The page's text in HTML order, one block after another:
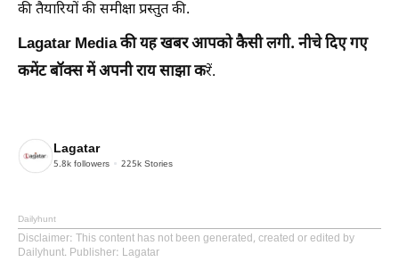
की तैयारियों की समीक्षा प्रस्तुत की.
Lagatar Media की यह खबर आपको कैसी लगी. नीचे दिए गए
कमेंट बॉक्स में अपनी राय साझा करें.
Lagatar
5.8k followers 225k Stories
Dailyhunt
Disclaimer: This content has not been generated, created or edited by
Dailyhunt. Publisher: Lagatar